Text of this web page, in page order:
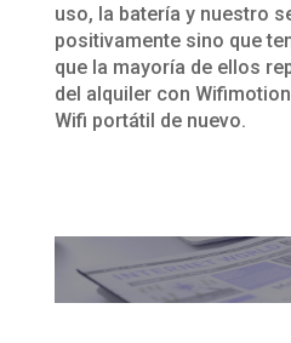
uso, la batería y nuestro
positivamente sino que
que la mayoría de ellos
del alquiler con
Wifi portátil de nuevo.